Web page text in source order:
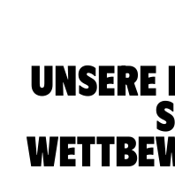
Unsere